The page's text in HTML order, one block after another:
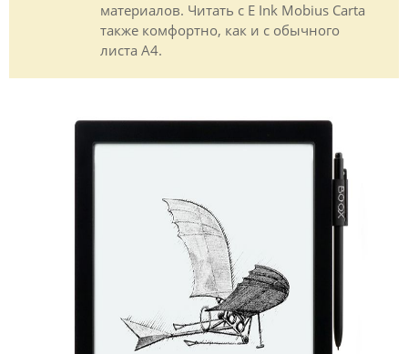
материалов. Читать с E Ink Mobius Carta
также комфортно, как и с обычного
листа А4.